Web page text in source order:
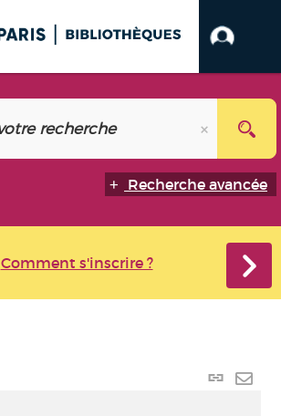
Recherche avancée
Comment s'inscrire ?
Lien